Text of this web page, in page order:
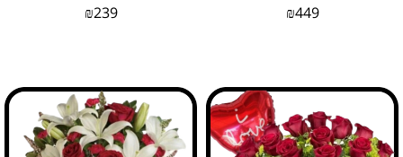
₪449
₪239